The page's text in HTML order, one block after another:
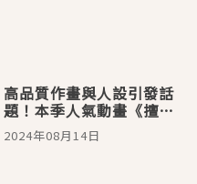
高品質作畫與人設引發話
題！本季人氣動畫《擅長
逃跑的殿下》的史實人物
大考據
2024年08月14日